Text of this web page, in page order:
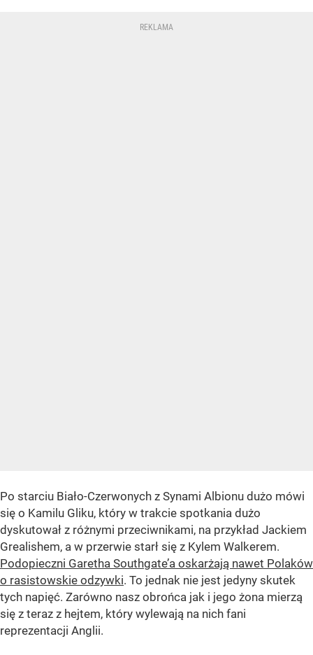
Po starciu Biało-Czerwonych z Synami Albionu dużo mówi
się o Kamilu Gliku, który w trakcie spotkania dużo
dyskutował z różnymi przeciwnikami, na przykład Jackiem
Grealishem, a w przerwie starł się z Kylem Walkerem.
Podopieczni Garetha Southgate’a oskarżają nawet Polaków
o rasistowskie odzywki. To jednak nie jest jedyny skutek
tych napięć. Zarówno nasz obrońca jak i jego żona mierzą
się z teraz z hejtem, który wylewają na nich fani
reprezentacji Anglii.